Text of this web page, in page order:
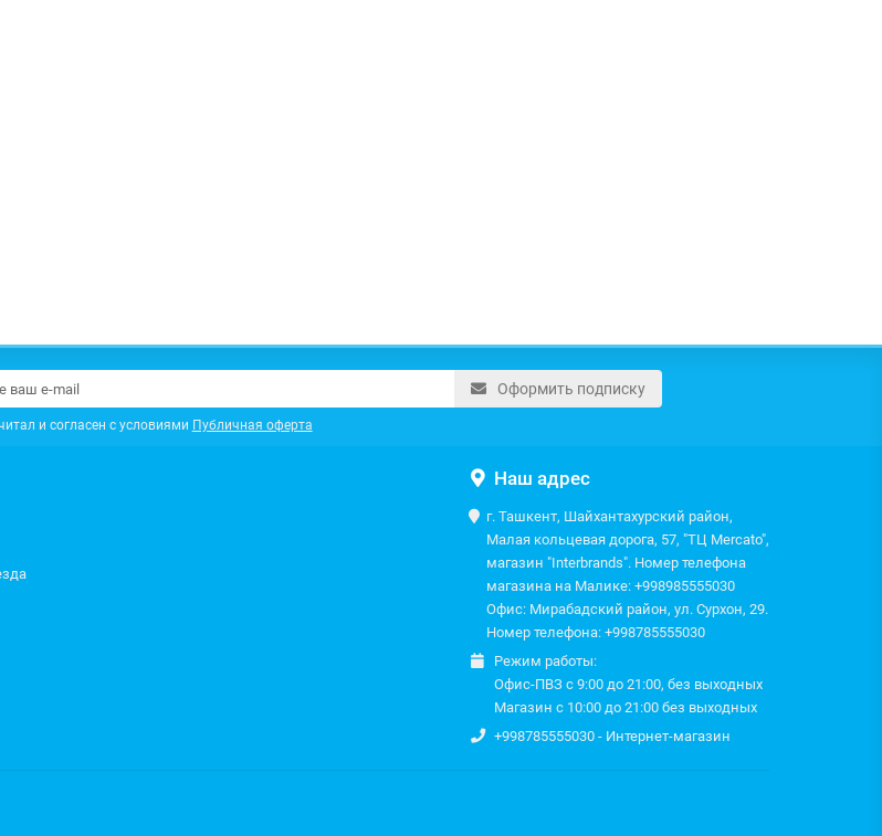
Оформить подписку
и согласен с условиями Публичная оферта
Наш адрес
г. Ташкент, Шайхантахурский район,
Малая кольцевая дорога, 57, "ТЦ Mercato",
магазин "Interbrands". Номер телефона
магазина на Малике: +998985555030
Офис: Мирабадский район, ул. Сурхон, 29.
Номер телефона: +998785555030
Режим работы:
Офис-ПВЗ с 9:00 до 21:00, без выходных
Магазин с 10:00 до 21:00 без выходных
+998785555030 - Интернет-магазин